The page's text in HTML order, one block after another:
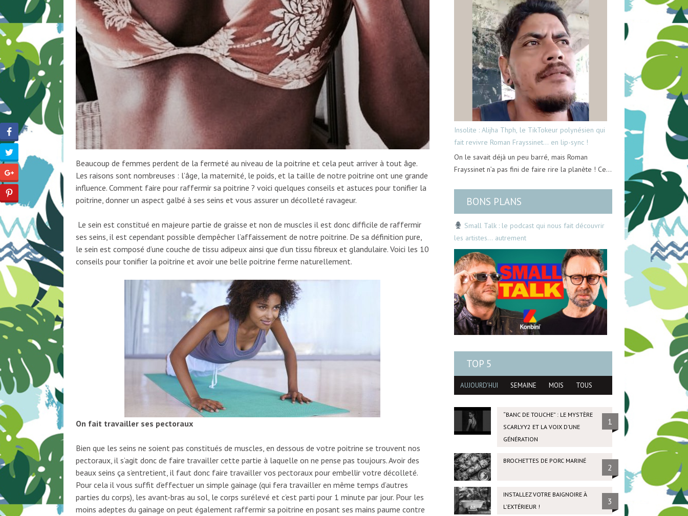
Beaucoup de femmes perdent de la fermeté au niveau de la poitrine et cela peut arriver à tout âge.
Les raisons sont nombreuses : l’âge, la maternité, le poids, et la taille de notre poitrine ont une grande
influence. Comment faire pour raffermir sa poitrine ? voici quelques conseils et astuces pour tonifier la
poitrine, donner un aspect galbé à ses seins et vous assurer un décolleté ravageur.
Le sein est constitué en majeure partie de graisse et non de muscles il est donc difficile de raffermir
ses seins, il est cependant possible d’empêcher l’affaissement de notre poitrine. De sa définition pure,
le sein est composé d’une couche de tissu adipeux ainsi que d’un tissu fibreux et glandulaire. Voici les 10
conseils pour tonifier la poitrine et avoir une belle poitrine ferme naturellement.
On fait travailler ses pectoraux
Bien que les seins ne soient pas constitués de muscles, en dessous de votre poitrine se trouvent nos
pectoraux, il s’agit donc de faire travailler cette partie à laquelle on ne pense pas toujours. Avoir des
beaux seins ça s’entretient, il faut donc faire travailler vos pectoraux pour embellir votre décolleté.
Pour cela il vous suffit d’effectuer un simple gainage (qui fera travailler en même temps d’autres
parties du corps), les avant-bras au sol, le corps surélevé et c’est parti pour 1 minute par jour. Pour les
moins adeptes du gainage on peut également raffermir sa poitrine en posant ses mains paume contre
Insolite : Alijha Thph, le TikTokeur polynésien qui
fait revivre Roman Frayssinet… en lip-sync !
On le savait déjà un peu barré, mais Roman
Frayssinet n’a pas fini de faire rire la planète ! Ce…
BONS PLANS
Small Talk : le podcast qui nous fait découvrir
les artistes… autrement
TOP 5
AUJOURD'HUI SEMAINE MOIS TOUS
“BANC DE TOUCHE” : LE MYSTÈRE
SCARLYY2 ET LA VOIX D’UNE
GÉNÉRATION
1
BROCHETTES DE PORC MARINÉ
2
INSTALLEZ VOTRE BAIGNOIRE À
L'EXTÉRIEUR !
3